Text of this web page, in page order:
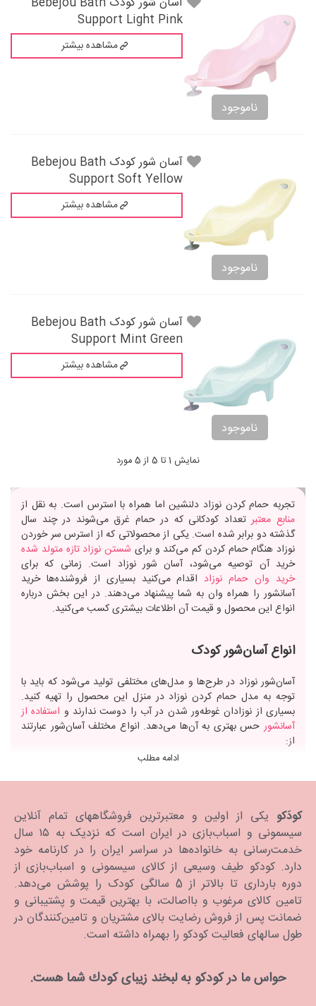
ناموجود
Support Light Pink
مشاهده بیشتر
ناموجود
آسان شور کودک Bebejou Bath
Support Soft Yellow
مشاهده بیشتر
ناموجود
آسان شور کودک Bebejou Bath
Support Mint Green
مشاهده بیشتر
نمایش 1 تا 5 از 5 مورد
تجربه حمام کردن نوزاد دلنشین اما همراه با استرس است. به نقل از
منابع معتبرتعداد کودکانی که در حمام غرق می‌شوند در چند سال
گذشته دو برابر شده است. یکی از محصولاتی که از استرس سر خوردن
نوزاد هنگام حمام کردن کم می‌کند و برای شستن نوزاد تازه متولد شده
خرید آن توصیه می‌شود، آسان ‎‌شور نوزاد است. زمانی که برای
خرید وان حمام نوزاد اقدام می‌کنید بسیاری از فروشنده‌ها خرید
آسانشور را همراه وان به شما پیشنهاد می‌دهند. در این بخش درباره
انواع این محصول و قیمت آن اطلاعات بیشتری کسب می‌کنید.
انواع آسان‌شور کودک
آسان‌شور نوزاد در طرح‌ها و مدل‌های مختلفی تولید می‌شود که باید با
توجه به مدل حمام کردن نوزاد در منزل این محصول را تهیه کنید.
بسیاری از نوزادان غوطه‌ور شدن در آب را دوست ندارند و استفاده از
آسانشور حس بهتری به آن‌ها می‌دهد. انواع مختلف آسان‌شور عبارتند
از:
آسان‌شور پارچه‌ای
آسان‌شور پارچه‌ای از جنس توری است. این مدل آسان‌شور توری نوزاد
فضای نرم و ایمنی را برای والد کودک فراهم می‌کند تا بدون نگرانی از
لغزندگی نوزاد را حمام کند.
آسان‌شور تاشو
آسان‌شور تاشو سبک وزن است و برای والدینی که به یک راه حل ایمن
ولی صرفه‌جویی در فضا برای زمان حمام نوزاد نیاز دارند ایده‌آل هستند.
آسان‌شور پلاستیکی
ادامه مطلب
کودَکو یکی از اولین و معتبرترین فروشگاههای تمام آنلاین
سیسمونی و اسباب‌بازی در ایران است که نزدیک به ۱۵ سال
خدمت‌رسانی به خانواده‌ها در سراسر ایران را در کارنامه خود
دارد. كودكو طیف وسیعی از کالای سیسمونی و اسباب‌بازی از
دوره بارداری تا بالاتر از 5 سالگی کودک را پوشش می‌دهد.
تامین کالای مرغوب و بااصالت، با بهترین قیمت و پشتیبانی و
ضمانت پس از فروش رضایت بالای مشتریان و تامین‌کنندگان در
طول سالهای فعالیت کودکو را بهمراه داشته است.
حواس ما در كودكو به لبخند زیبای كودك شما هست.